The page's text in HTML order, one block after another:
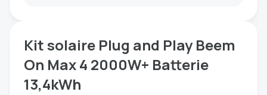
Kit solaire Plug and Play Beem
On Max 4 2000W+ Batterie
13,4kWh